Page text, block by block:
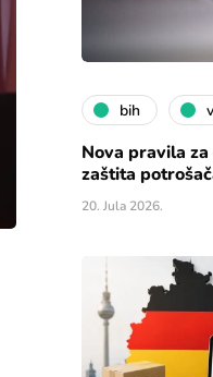
bih
Nova pravila
zaštita
20. Jula 2026.